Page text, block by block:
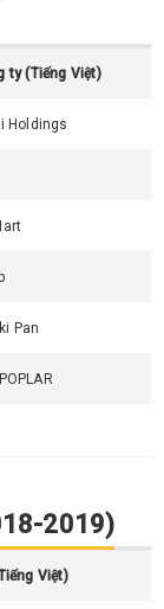
ty (Tiếng Việt)
Holdings
Pan
2019)
Việt)